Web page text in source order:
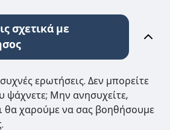
σχετικά με
ερωτήσεις. Δεν μπορείτε
ψάχνετε; Μην ανησυχείτε,
θα χαρούμε να σας βοηθήσουμε